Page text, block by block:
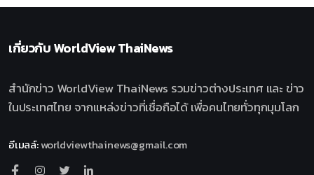
เกี่ยวกับWorldView ThaiNews
สำนักข่าว WorldView ThaiNews รวมข่าวต่างประเทศ และ ข่าว
ในประเทศไทย จากแหล่งข่าวที่เชื่อถือได้ เพื่อคนไทยทั่วทุกมุมโลก
อีเมลล์:worldviewthainews@gmail.com